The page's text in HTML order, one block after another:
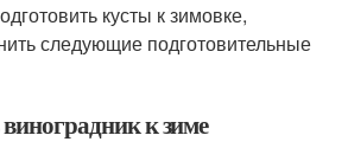
кусты к зимовке,
следующие подготовительные
к зиме